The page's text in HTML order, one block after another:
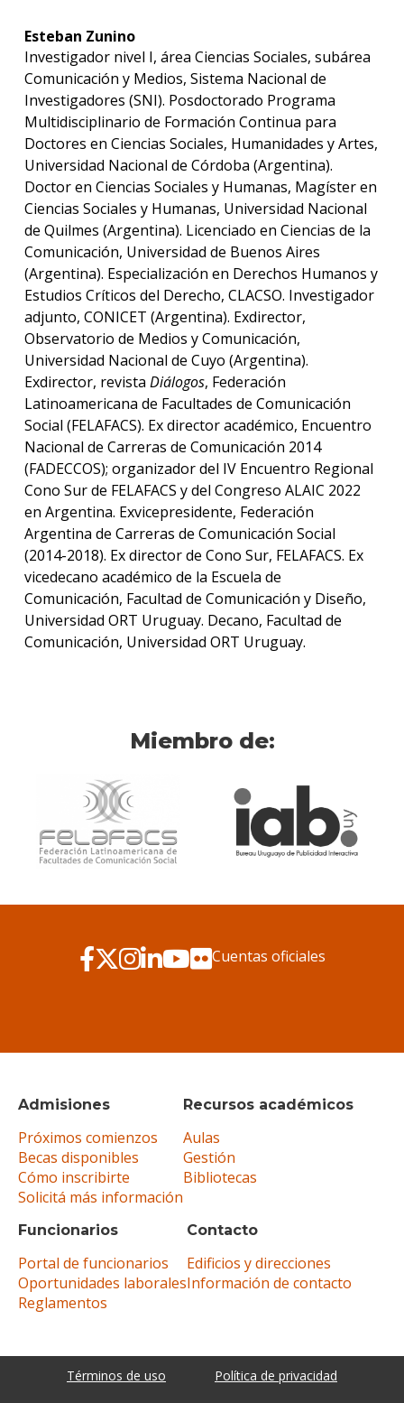
Esteban Zunino
Investigador nivel I, área Ciencias Sociales, subárea
Comunicación y Medios, Sistema Nacional de
Investigadores (SNI). Posdoctorado Programa
Multidisciplinario de Formación Continua para
Doctores en Ciencias Sociales, Humanidades y Artes,
Universidad Nacional de Córdoba (Argentina).
Doctor en Ciencias Sociales y Humanas, Magíster en
Ciencias Sociales y Humanas, Universidad Nacional
de Quilmes (Argentina). Licenciado en Ciencias de la
Comunicación, Universidad de Buenos Aires
(Argentina). Especialización en Derechos Humanos y
Estudios Críticos del Derecho, CLACSO. Investigador
adjunto, CONICET (Argentina). Exdirector,
Observatorio de Medios y Comunicación,
Universidad Nacional de Cuyo (Argentina).
Exdirector, revista Diálogos, Federación
Latinoamericana de Facultades de Comunicación
Social (FELAFACS). Ex director académico, Encuentro
Nacional de Carreras de Comunicación 2014
(FADECCOS); organizador del IV Encuentro Regional
Cono Sur de FELAFACS y del Congreso ALAIC 2022
en Argentina. Exvicepresidente, Federación
Argentina de Carreras de Comunicación Social
(2014-2018). Ex director de Cono Sur, FELAFACS. Ex
vicedecano académico de la Escuela de
Comunicación, Facultad de Comunicación y Diseño,
Universidad ORT Uruguay. Decano, Facultad de
Comunicación, Universidad ORT Uruguay.
Miembro de:
Admisiones
Próximos comienzos
Becas disponibles
Cómo inscribirte
Solicitá más información
Recursos académicos
Aulas
Gestión
Bibliotecas
Funcionarios
Portal de funcionarios
Oportunidades laborales
Reglamentos
Contacto
Edificios y direcciones
Información de contacto
Cuentas oficiales
Términos de uso Política de privacidad